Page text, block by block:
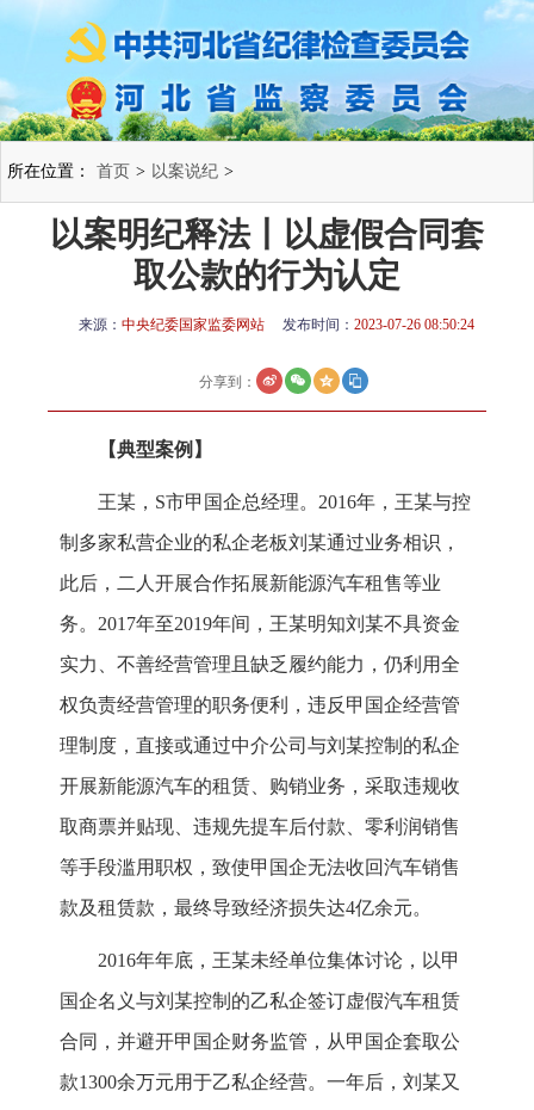
所在位置： 首页 > 以案说纪 >
以案明纪释法丨以虚假合同套
取公款的行为认定
来源： 中央纪委国家监委网站 发布时间： 2023-07-26 08:50:24
分享到：
【典型案例】
王某，S市甲国企总经理。2016年，王某与控
制多家私营企业的私企老板刘某通过业务相识，
此后，二人开展合作拓展新能源汽车租售等业
务。2017年至2019年间，王某明知刘某不具资金
实力、不善经营管理且缺乏履约能力，仍利用全
权负责经营管理的职务便利，违反甲国企经营管
理制度，直接或通过中介公司与刘某控制的私企
开展新能源汽车的租赁、购销业务，采取违规收
取商票并贴现、违规先提车后付款、零利润销售
等手段滥用职权，致使甲国企无法收回汽车销售
款及租赁款，最终导致经济损失达4亿余元。
2016年年底，王某未经单位集体讨论，以甲
国企名义与刘某控制的乙私企签订虚假汽车租赁
合同，并避开甲国企财务监管，从甲国企套取公
款1300余万元用于乙私企经营。一年后，刘某又